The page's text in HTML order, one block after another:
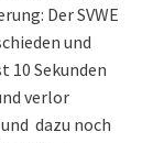
Der SVWE
und
10 Sekunden
verlor
dazu noch